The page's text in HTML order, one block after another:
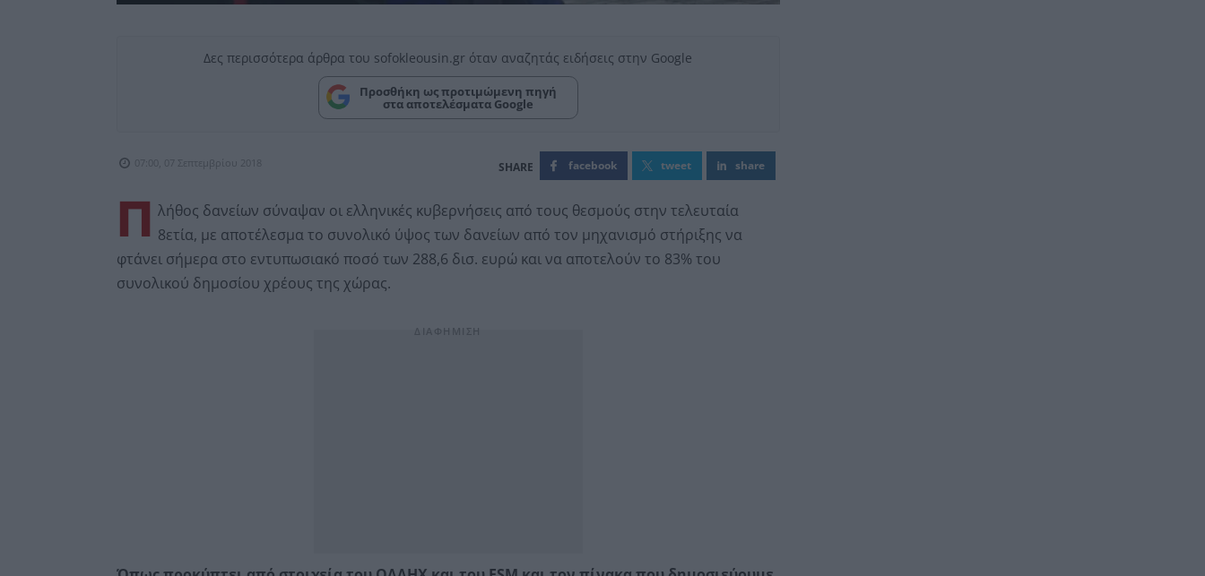
Δες περισσότερα άρθρα του sofokleousin.gr όταν αναζητάς ειδήσεις στην Google
Προσθήκη ως προτιμώμενη πηγή
στα αποτελέσματα Google
07:00, 07 Σεπτεμβρίου 2018 facebook tweet share
Π
λήθος δανείων σύναψαν οι ελληνικές κυβερνήσεις από τους θεσμούς στην τελευταία
8ετία, με αποτέλεσμα το συνολικό ύψος των δανείων από τον μηχανισμό στήριξης να
φτάνει σήμερα στο εντυπωσιακό ποσό των 288,6 δισ. ευρώ και να αποτελούν το 83% του
συνολικού δημοσίου χρέους της χώρας.